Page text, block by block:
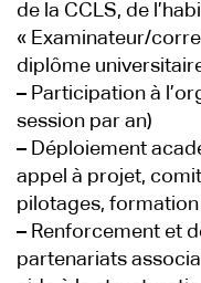
de la CCLS, de
« Examinateur/
diplôme
– Participation à
session par an)
– Déploiement
appel à projet,
pilotages,
– Renforcement et
partenariats